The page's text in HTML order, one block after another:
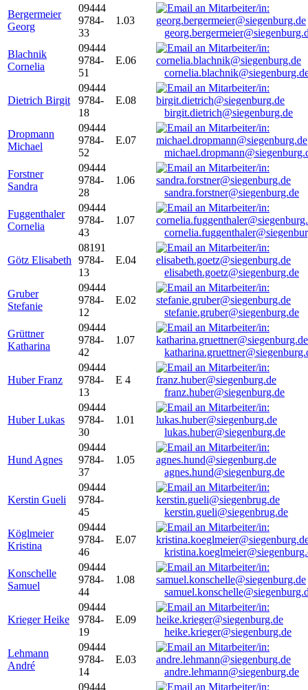
Bergermeier
Georg
09444
9784-
33
1.03
Blachnik
Cornelia
09444
9784-
51
E.06
Dietrich Birgit
09444
9784-
18
E.08
birgit.dietrich@siegenburg.de
Dropmann
Michael
09444
9784-
52
E.07
Forstner
Sandra
09444
9784-
28
1.06
sandra.forstner@siegenburg.de
Fuggenthaler
Cornelia
09444
9784-
43
1.07
Götz Elisabeth
08191
9784-
13
E.04
elisabeth.goetz@siegenburg.de
Gruber
Stefanie
09444
9784-
12
E.02
stefanie.gruber@siegenburg.de
Grüttner
Katharina
09444
9784-
42
1.07
Huber Franz
09444
9784-
13
E 4
franz.huber@siegenburg.de
Huber Lukas
09444
9784-
30
1.01
lukas.huber@siegenburg.de
Hund Agnes
09444
9784-
37
1.05
agnes.hund@siegenburg.de
Kerstin Gueli
09444
9784-
45
kerstin.gueli@siegenbrug.de
Köglmeier
Kristina
09444
9784-
46
E.07
Konschelle
Samuel
09444
9784-
44
1.08
Krieger Heike
09444
9784-
19
E.09
heike.krieger@siegenburg.de
Lehmann
André
09444
9784-
14
E.03
andre.lehmann@siegenburg.de
09444